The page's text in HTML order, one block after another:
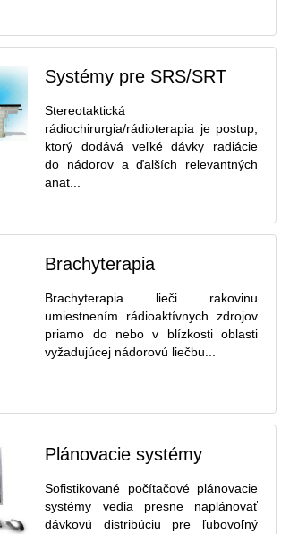
Systémy pre SRS/SRT
Stereotaktická
rádiochirurgia/rádioterapia je postup,
ktorý dodává veľké dávky radiácie
do nádorov a ďalších relevantných
anat...
Brachyterapia
Brachyterapia lieči rakovinu
umiestnením rádioaktívnych zdrojov
priamo do nebo v blízkosti oblasti
vyžadujúcej nádorovú liečbu...
Plánovacie systémy
Sofistikované počítačové plánovacie
systémy vedia presne naplánovať
dávkovú distribúciu pre ľubovoľný